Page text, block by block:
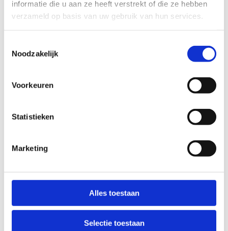
informatie die u aan ze heeft verstrekt of die ze hebben
verzameld op basis van uw gebruik van hun services.
Noodzakelijk
Voorkeuren
Statistieken
Marketing
Alles toestaan
Selectie toestaan